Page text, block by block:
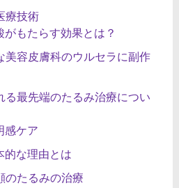
療技術
もたらす効果とは？
美容皮膚科のウルセラに副作
る最先端のたるみ治療につい
感ケア
的な理由とは
のたるみの治療